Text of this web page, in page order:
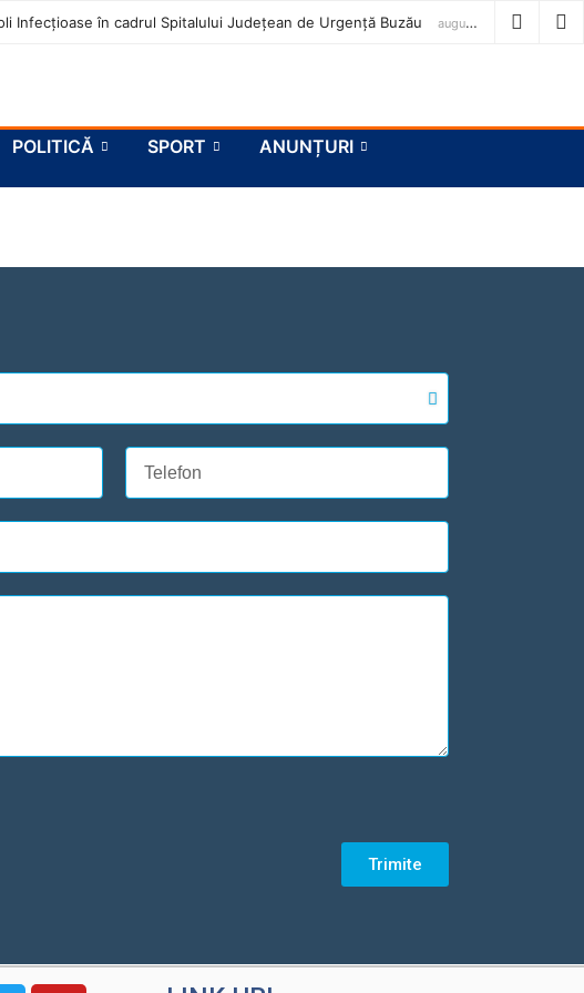
Infecțioase în cadrul Spitalului Județean de Urgență Buzău august 7, 2026
POLITICĂ SPORT
ANUNȚURI
Trimite